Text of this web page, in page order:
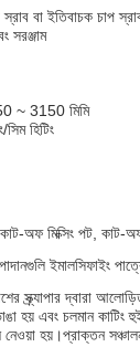
বা ইতিবাচক চাপ
সরঞ্জাম
~ 3150 মিমি
হিটিং
মিক্সিং পট, কাট-অফ
ইমালসিফাইং
স্ক্র্যাপার দ্বারা
হয় এবং চলমান
নেওয়া হয়।প্রাক্তন